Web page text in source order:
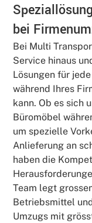
bei
Bei Multi
Service hinaus
Lösungen für
während Ihres
kann. Ob es sich
Büromöbel
um spezielle
Anlieferung an
haben die
Team legt
Betriebsmittel
Umzugs mit